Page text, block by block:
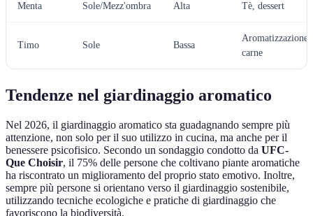
Menta Sole/Mezz'ombra Alta Tè, dessert
Timo Sole Bassa
Aromatizzazione
carne
Tendenze nel giardinaggio aromatico
Nel 2026, il giardinaggio aromatico sta guadagnando sempre più
attenzione, non solo per il suo utilizzo in cucina, ma anche per il
benessere psicofisico. Secondo un sondaggio condotto da UFC-
Que Choisir, il 75% delle persone che coltivano piante aromatiche
ha riscontrato un miglioramento del proprio stato emotivo. Inoltre,
sempre più persone si orientano verso il giardinaggio sostenibile,
utilizzando tecniche ecologiche e pratiche di giardinaggio che
favoriscono la biodiversità.